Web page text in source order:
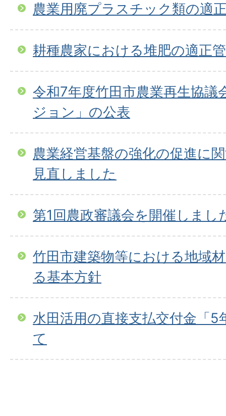
農業用廃プラスチック類の適
耕種農家における堆肥の適正
令和7年度竹田市農業再生協議
ジョン」の公表
農業経営基盤の強化の促進に
見直しました
第1回農政審議会を開催しまし
竹田市建築物等における地域
る基本方針
水田活用の直接支払交付金「
て